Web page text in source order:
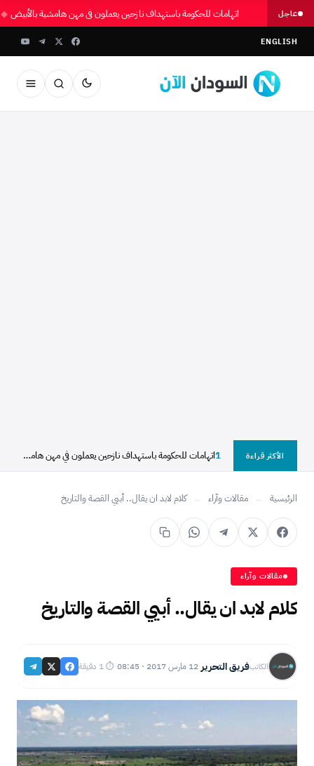
عاجل اتهامات للحكومة باستهداف نازحين يعملون في مهن هامشية بالأبيض
ENGLISH
الأكثر قراءة 1 اتهامات للحكومة باستهداف نازحين يعملون في مهن هامشية بالأبيض
الرئيسية ← مقالات وآراء ← كلام لابد ان يقال.. أبيي ﺍﻟﻘﺼﺔ ﻭﺍﻟﺘﺎﺭﻳﺦ
مقالات وآراء
كلام لابد ان يقال.. أبيي ﺍﻟﻘﺼﺔ ﻭﺍﻟﺘﺎﺭﻳﺦ
الكاتبفريق التحرير·12 مارس 2017 · 08:45 ·⏱ 1 دقيقة